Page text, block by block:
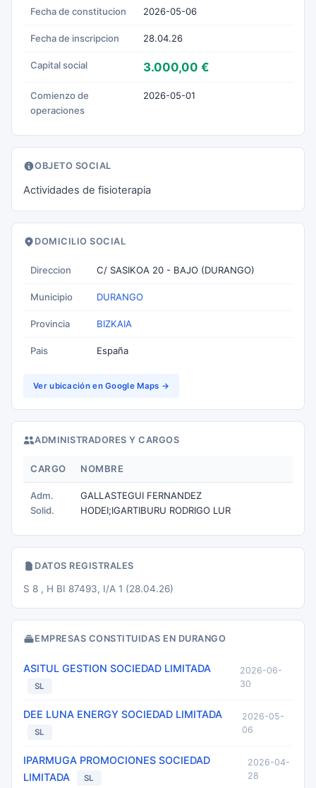
Fecha de constitucion 2026-05-06
Fecha de inscripcion 28.04.26
Capital social 3.000,00 €
Comienzo de
operaciones
2026-05-01
OBJETO SOCIAL
Actividades de fisioterapia
DOMICILIO SOCIAL
Direccion C/ SASIKOA 20 - BAJO (DURANGO)
Municipio DURANGO
Provincia BIZKAIA
Pais España
Ver ubicación en Google Maps →
ADMINISTRADORES Y CARGOS
CARGO NOMBRE
Adm.
Solid.
GALLASTEGUI FERNANDEZ
HODEI;IGARTIBURU RODRIGO LUR
DATOS REGISTRALES
S 8 , H BI 87493, I/A 1 (28.04.26)
EMPRESAS CONSTITUIDAS EN DURANGO
ASITUL GESTION SOCIEDAD LIMITADA
SL
2026-06-
30
DEE LUNA ENERGY SOCIEDAD LIMITADA
SL
2026-05-
06
IPARMUGA PROMOCIONES SOCIEDAD
LIMITADA
SL
2026-04-
28